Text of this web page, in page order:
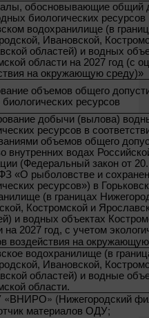
обосновывающие общий
биологических ресурсов
водохранилище (в
Ивановской,
областей) и водных
области на 2027 год (с
на окружающую среду)»
объемов общего
ресурсов
добычи (вылова)
ресурсов в
объемов общего
внутренних водах
(Федеральный закон от
«О рыболовстве и
ресурсов») в
(в границах
Костромской и
и водных объектах
на 2027 год, с учетом
воздействия на
водохранилище (в
Ивановской,
областей) и водные
области.
(Нижегородский
материалов ОДУ;